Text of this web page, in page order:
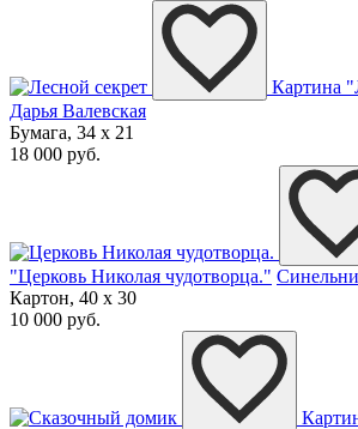
Картина
Дарья Валевская
Бумага, 34 x 21
18 000 руб.
"Церковь Николая чудотворца."
Картон, 40 x 30
10 000 руб.